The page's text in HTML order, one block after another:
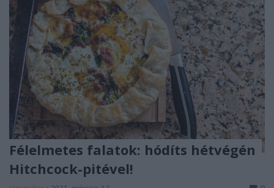
Félelmetes falatok: hódíts hétvégén
Hitchcock-pitével!